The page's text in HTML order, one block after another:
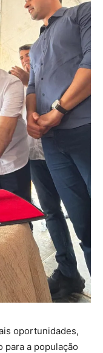
oportunidades,
para a população